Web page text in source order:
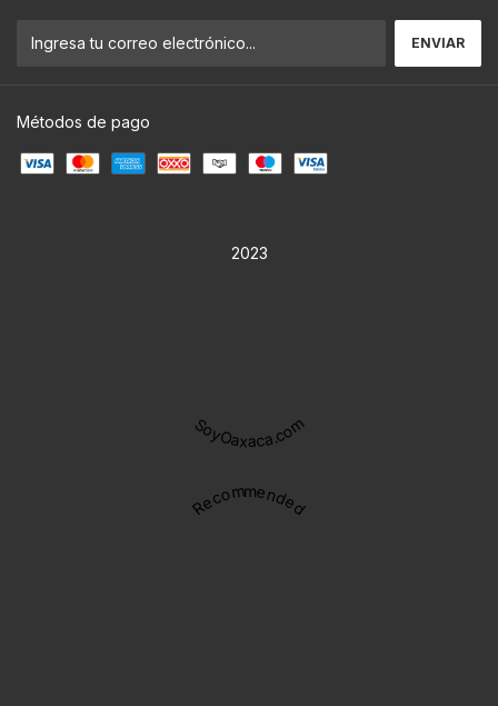
Métodos de pago
2023
SoyOaxaca.com
Recommended